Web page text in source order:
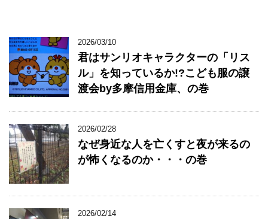
2026/03/10
君はサンリオキャラクターの「リス
ル」を知っているか!?こども服の譲
渡会by多摩信用金庫、の巻
2026/02/28
なぜ身近な人を亡くすと夜が来るの
が怖くなるのか・・・の巻
2026/02/14